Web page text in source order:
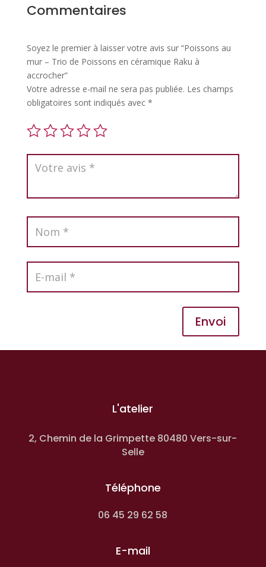
Commentaires
Soyez le premier à laisser votre avis sur “Poissons au
mur – Trio de Poissons en céramique Raku à
accrocher”
Votre adresse e-mail ne sera pas publiée. Les champs
obligatoires sont indiqués avec *
Envoi
L'atelier
2, Chemin de la Grimpette 80480 Vers-sur-
Selle
Téléphone
06 45 29 62 58
E-mail